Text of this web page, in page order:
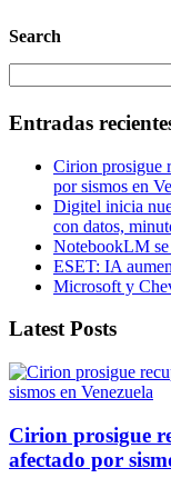
Search
Entradas
Cirion prosigue
por sismos en
Digitel inicia
con datos,
NotebookLM
ESET: IA
Microsoft y
Latest Posts
Cirion prosigue
afectado por